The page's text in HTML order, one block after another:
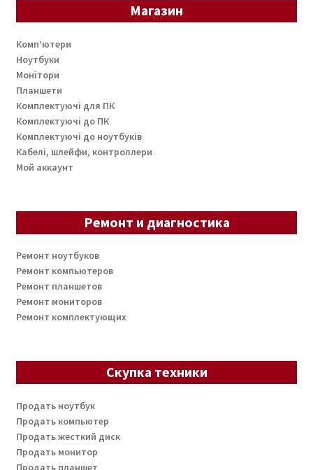
Магазин
Комп’ютери
Ноутбуки
Монітори
Планшети
Комплектуючі для ПК
Комплектуючі до ПК
Комплектуючі до ноутбуків
Кабелі, шлейфи, контроллери
Мой аккаунт
Ремонт и диагностика
Ремонт ноутбуков
Ремонт компьютеров
Ремонт планшетов
Ремонт мониторов
Ремонт комплектующих
Скупка техники
Продать ноутбук
Продать компьютер
Продать жесткий диск
Продать монитор
Продать планшет